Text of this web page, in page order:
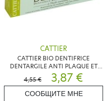
CATTIER
CATTIER BIO DENTIFRICE
DENTARGILE ANTI PLAQUE ET
TARTRE 75ML
4,55 € 3,87 €
СООБЩИТЕ МНЕ